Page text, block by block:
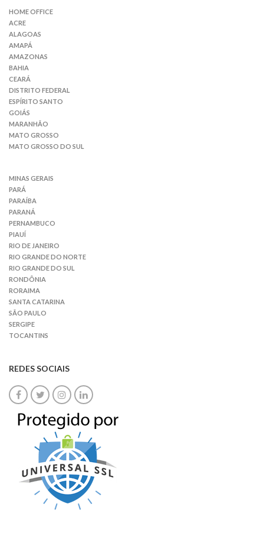
HOME OFFICE
ACRE
ALAGOAS
AMAPÁ
AMAZONAS
BAHIA
CEARÁ
DISTRITO FEDERAL
ESPÍRITO SANTO
GOIÁS
MARANHÃO
MATO GROSSO
MATO GROSSO DO SUL
MINAS GERAIS
PARÁ
PARAÍBA
PARANÁ
PERNAMBUCO
PIAUÍ
RIO DE JANEIRO
RIO GRANDE DO NORTE
RIO GRANDE DO SUL
RONDÔNIA
RORAIMA
SANTA CATARINA
SÃO PAULO
SERGIPE
TOCANTINS
REDES SOCIAIS